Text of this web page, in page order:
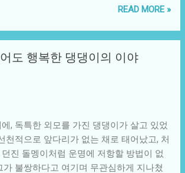
, 브랜드에 대한 신뢰가 무너지게 된다면,
를 공유하고, 자신의 경험을 쉽게 전달할 수
은 대기업은 이러한 디지털 플랫폼을 활
호 작용하고 있다. 그러나 이번 사건에서 비
다. 이는 곧 그들의 디지털 미디어팀과 PR
구하는 신호로 해석될 수 있다. 우리가 어
산 시장은 그 자체로 복잡한 얽힘을 이루고
매하는 것은 단순히 물리적 공간을 획득하
의 집값은 '성공'의 기준으로 자리잡았다.
것만으로도 자신이 어느 정도의 삶의 질
는 집값과 이자율은 그들이 아닐 수 있는
에 따라 차별적으로 책정됨을 의미한다.
일수록 이자율이 낮아지는 경향을 보이는
소득이 낮은 지역에서는 이자율이 높게 책
READ MORE »
도 행복한 댕댕이의 이야
, 독특한 외모를 가진 댕댕이가 살고 있었
천적으로 앞다리가 없는 채로 태어났고, 처
진 돌멩이처럼 운명에 저항할 방법이 없
가 불쌍하다고 여기며 무관심하게 지나쳤